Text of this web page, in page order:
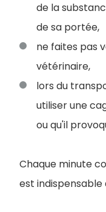
de la
de sa portée,
ne faites pas
vétérinaire,
lors du
utiliser une
ou qu'il
Chaque minute
est